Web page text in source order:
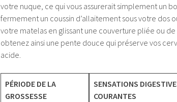
votre nuque, ce qui vous assurerait simplement un
fermement un coussin d’allaitement sous votre dos
votre matelas en glissant une couverture pliée ou de
obtenez ainsi une pente douce qui préserve vos
acide.
PÉRIODE DE LA
GROSSESSE
SENSATIONS
COURANTES